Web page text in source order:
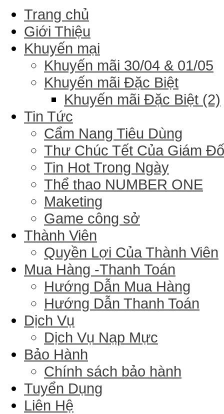
Trang chủ
Giới Thiệu
Khuyến mại
Khuyến mãi 30/04 & 01/05
Khuyến mãi Đặc Biệt
Khuyến mãi Đặc Biệt (2)
Tin Tức
Cẩm Nang Tiêu Dùng
Thư Chúc Tết Của Giám
Tin Hot Trong Ngày
Thể thao NUMBER ONE
Maketing
Game công sở
Thành Viên
Quyền Lợi Của Thành Viên
Mua Hàng -Thanh Toán
Hướng Dẫn Mua Hàng
Hướng Dẫn Thanh Toán
Dịch Vụ
Dịch Vụ Nạp Mực
Bảo Hành
Chính sách bảo hành
Tuyển Dụng
Liên Hệ